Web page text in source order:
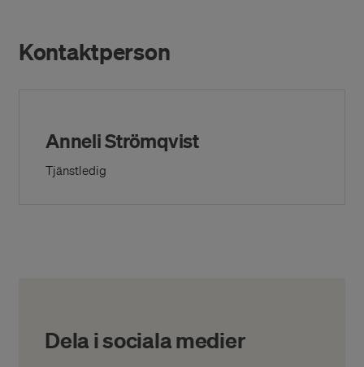
Kontaktperson
Anneli Strömqvist
Tjänstledig
Dela i sociala medier